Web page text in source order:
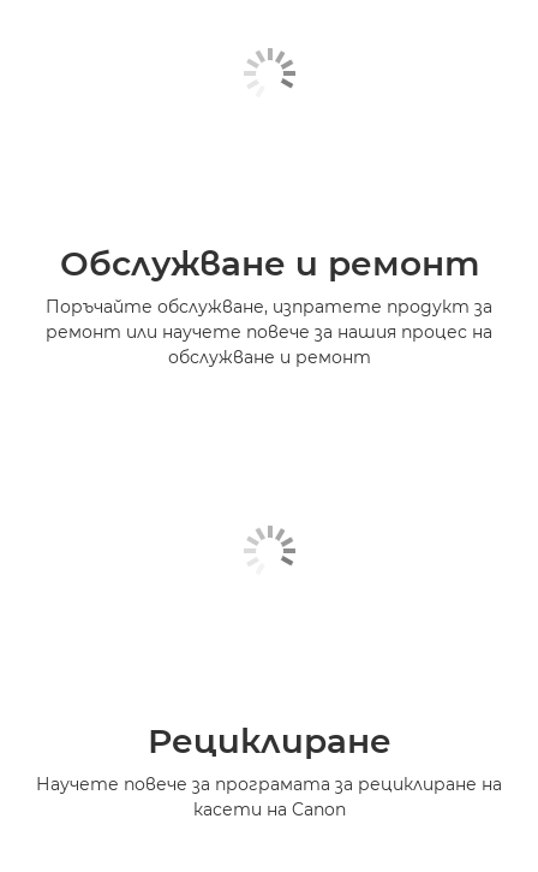
Обслужване и ремонт
Поръчайте обслужване, изпратете продукт за
ремонт или научете повече за нашия процес на
обслужване и ремонт
Рециклиране
Научете повече за програмата за рециклиране на
касети на Canon